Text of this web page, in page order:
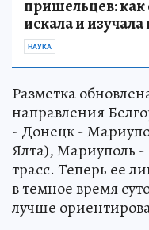
пришельцев: как
искала и
НАУКА
Разметка
направления
- Донецк -
Ялта), Мариуполь -
трасс. Теперь ее
в темное время
лучше